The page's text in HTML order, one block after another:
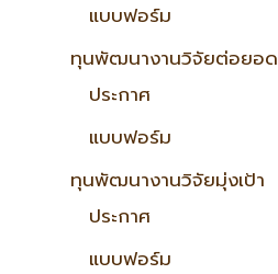
แบบฟอร์ม
ทุนพัฒนางานวิจัยต่อยอด
ประกาศ
แบบฟอร์ม
ทุนพัฒนางานวิจัยมุ่งเป้า
ประกาศ
แบบฟอร์ม